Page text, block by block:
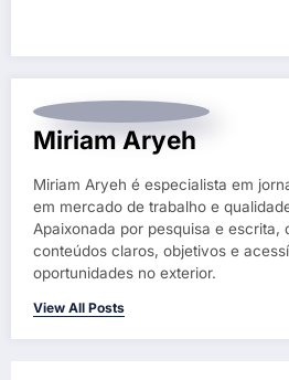
Miriam Aryeh
Miriam Aryeh é especialista em
em mercado de trabalho e
Apaixonada por pesquisa e escrita,
conteúdos claros, objetivos e
oportunidades no exterior.
View All Posts